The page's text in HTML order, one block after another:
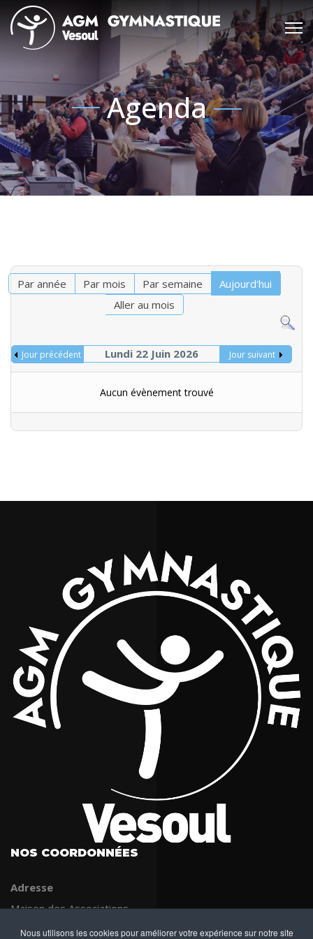
Nous utilisons les cookies pour améliorer votre expérience sur notre site
Agenda
Par année Par mois Par semaine
Aujourd'hui
Aller au mois
Jour précédent Lundi 22 Juin 2026 Jour suivant
Aucun évènement trouvé
NOS COORDONNÉES
Adresse
Maison des Associations
53 rue Jean Jaurès